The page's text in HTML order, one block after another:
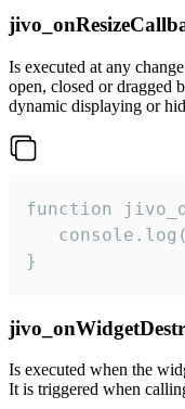
Is executed at any
open, closed or dragged
dynamic displaying or
function
}
Is executed when the
It is triggered when